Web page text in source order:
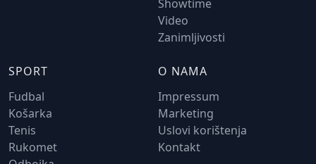
Showtime
Video
Zanimljivosti
SPORT
Fudbal
Košarka
Tenis
Rukomet
O NAMA
Impressum
Marketing
Uslovi korištenja
Kontakt